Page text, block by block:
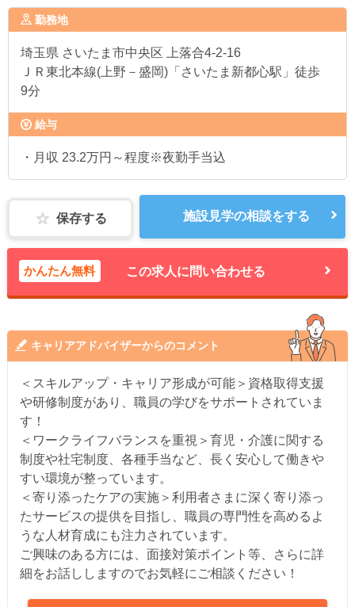
勤務地
埼玉県 さいたま市中央区 上落合4-2-16
ＪＲ東北本線(上野－盛岡)「さいたま新都心駅」徒歩
9分
給与
・月収 23.2万円～程度※夜勤手当込
保存する 施設見学の相談をする
かんたん無料 この求人に問い合わせる
キャリアアドバイザーからのコメント
＜スキルアップ・キャリア形成が可能＞資格取得支援
や研修制度があり、職員の学びをサポートされていま
す！
＜ワークライフバランスを重視＞育児・介護に関する
制度や社宅制度、各種手当など、長く安心して働きや
すい環境が整っています。
＜寄り添ったケアの実施＞利用者さまに深く寄り添っ
たサービスの提供を目指し、職員の専門性を高めるよ
うな人材育成にも注力されています。
ご興味のある方には、面接対策ポイント等、さらに詳
細をお話ししますのでお気軽にご相談ください！